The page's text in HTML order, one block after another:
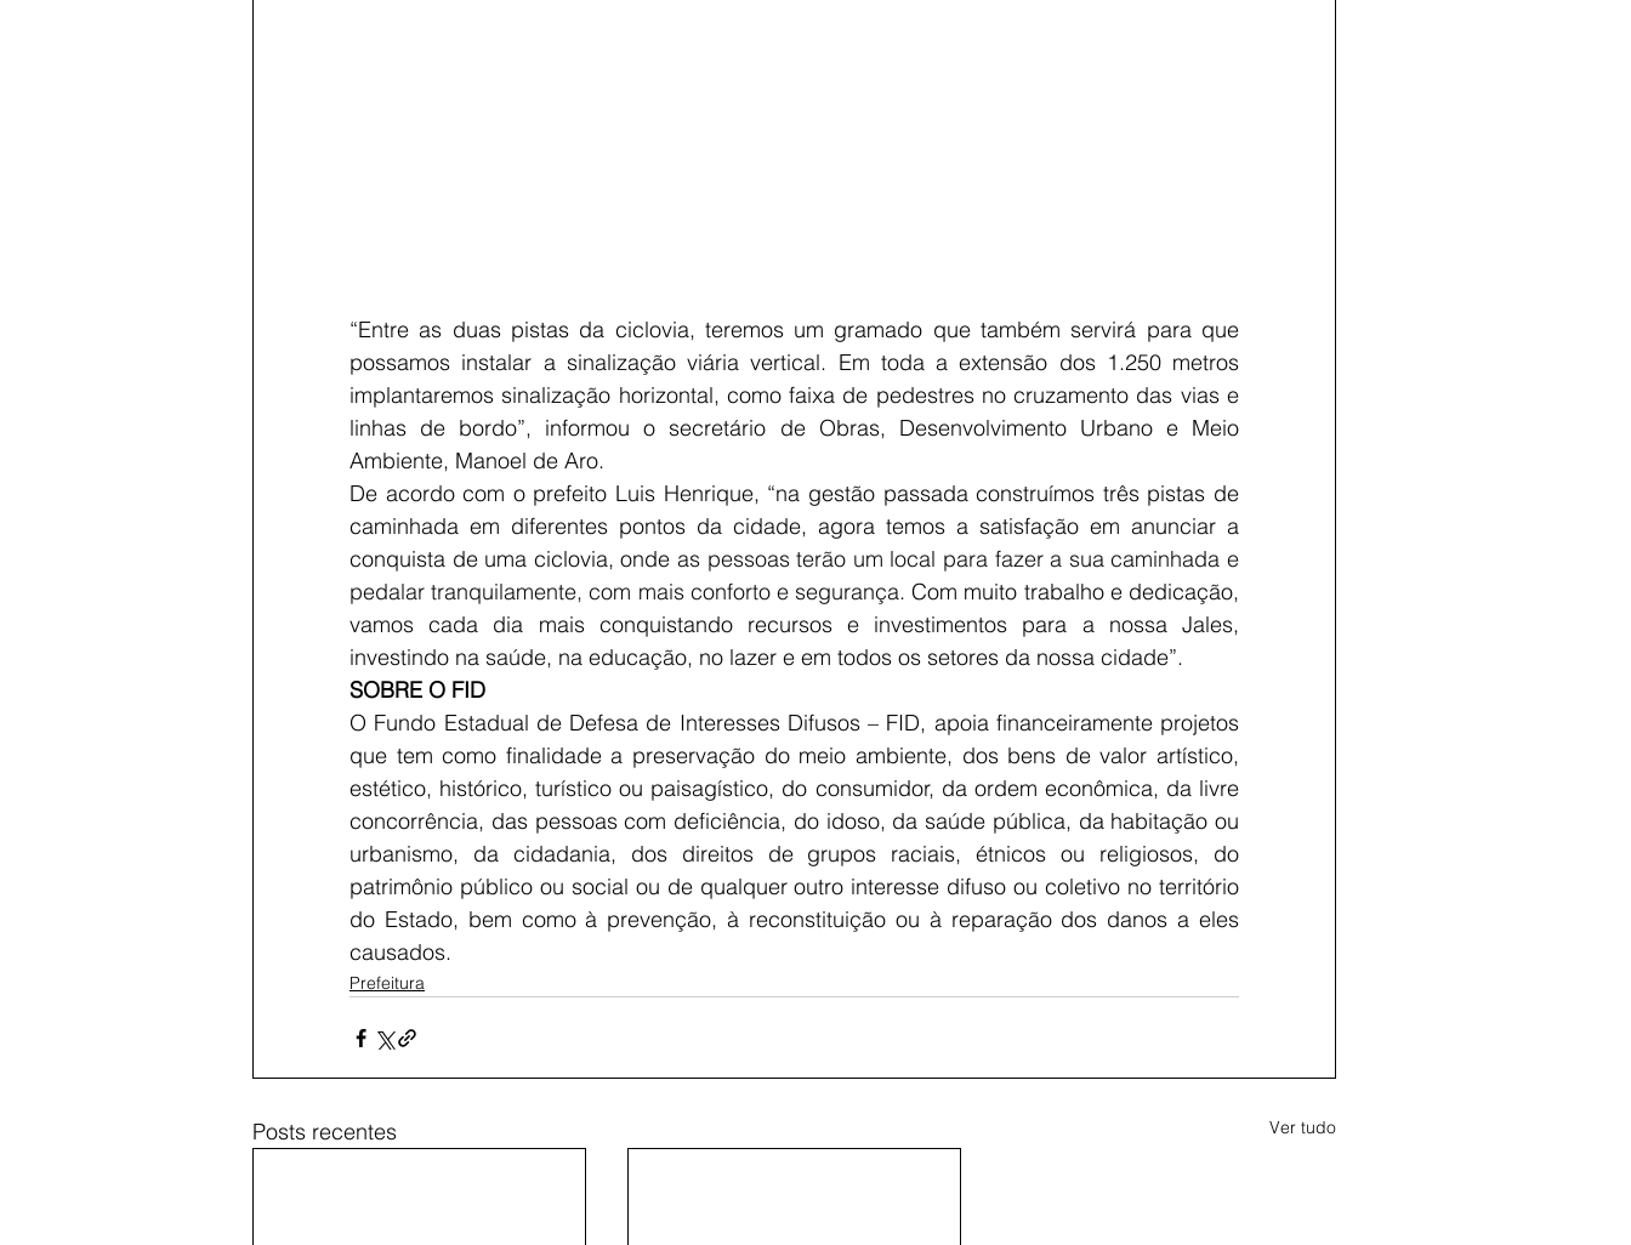
“Entre as duas pistas da ciclovia, teremos um gramado que também servirá para que
possamos instalar a sinalização viária vertical. Em toda a extensão dos 1.250 metros
implantaremos sinalização horizontal, como faixa de pedestres no cruzamento das vias e
linhas de bordo”, informou o secretário de Obras, Desenvolvimento Urbano e Meio
Ambiente, Manoel de Aro.
De acordo com o prefeito Luis Henrique, “na gestão passada construímos três pistas de
caminhada em diferentes pontos da cidade, agora temos a satisfação em anunciar a
conquista de uma ciclovia, onde as pessoas terão um local para fazer a sua caminhada e
pedalar tranquilamente, com mais conforto e segurança. Com muito trabalho e dedicação,
vamos cada dia mais conquistando recursos e investimentos para a nossa Jales,
investindo na saúde, na educação, no lazer e em todos os setores da nossa cidade”.
SOBRE O FID
O Fundo Estadual de Defesa de Interesses Difusos – FID, apoia financeiramente projetos
que tem como finalidade a preservação do meio ambiente, dos bens de valor artístico,
estético, histórico, turístico ou paisagístico, do consumidor, da ordem econômica, da livre
concorrência, das pessoas com deficiência, do idoso, da saúde pública, da habitação ou
urbanismo, da cidadania, dos direitos de grupos raciais, étnicos ou religiosos, do
patrimônio público ou social ou de qualquer outro interesse difuso ou coletivo no território
do Estado, bem como à prevenção, à reconstituição ou à reparação dos danos a eles
causados.
Prefeitura
Posts recentes Ver tudo